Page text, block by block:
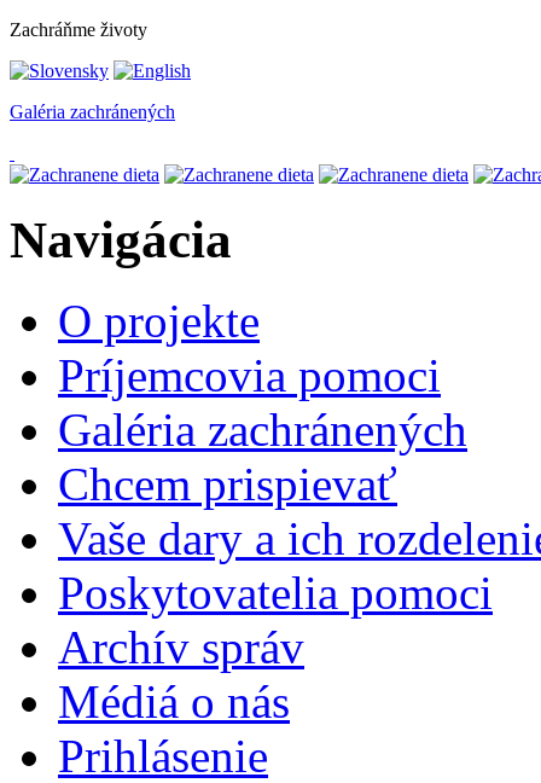
Zachráňme životy
Galéria zachránených
Navigácia
O projekte
Príjemcovia pomoci
Galéria zachránených
Chcem prispievať
Vaše dary a ich
Poskytovatelia pomoci
Archív správ
Médiá o nás
Prihlásenie